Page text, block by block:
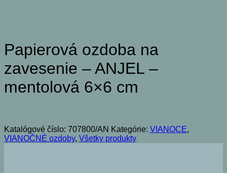
Papierová ozdoba na
zavesenie – ANJEL –
mentolová 6×6 cm
Katalógové číslo: 707800/AN Kategórie: VIANOCE,
VIANOČNÉ ozdoby, Všetky produkty